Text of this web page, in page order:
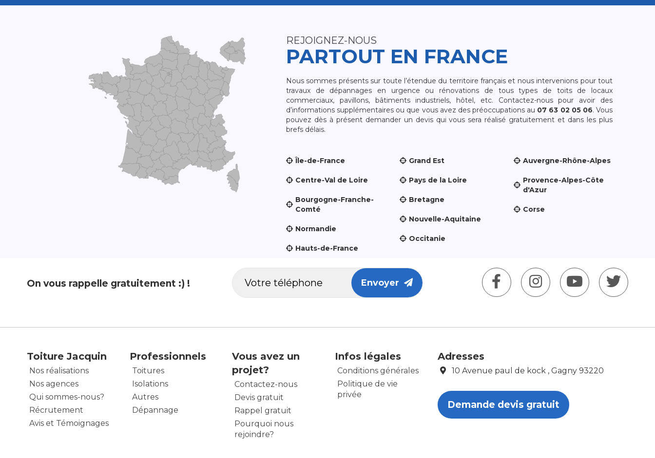
REJOIGNEZ-NOUS
PARTOUT EN FRANCE
Nous sommes présents sur toute l’étendue du territoire français et nous intervenions pour tout
travaux de dépannages en urgence ou rénovations de tous types de toits de locaux
commerciaux, pavillons, bâtiments industriels, hôtel, etc. Contactez-nous pour avoir des
d’informations supplémentaires ou que vous avez des préoccupations au 07 63 02 05 06. Vous
pouvez dès à présent demander un devis qui vous sera réalisé gratuitement et dans les plus
brefs délais.
Île-de-France
Centre-Val de Loire
Bourgogne-Franche-
Comté
Normandie
Hauts-de-France
Grand Est
Pays de la Loire
Bretagne
Nouvelle-Aquitaine
Occitanie
Auvergne-Rhône-Alpes
Provence-Alpes-Côte
d'Azur
Corse
On vous rappelle gratuitement :) ! Envoyer
Toiture Jacquin
Nos réalisations
Nos agences
Qui sommes-nous?
Récrutement
Avis et Témoignages
Professionnels
Toitures
Isolations
Autres
Dépannage
Vous avez un
projet?
Contactez-nous
Devis gratuit
Rappel gratuit
Pourquoi nous
rejoindre?
Infos légales
Conditions générales
Politique de vie
privée
Adresses
10 Avenue paul de kock , Gagny 93220
Demande devis gratuit